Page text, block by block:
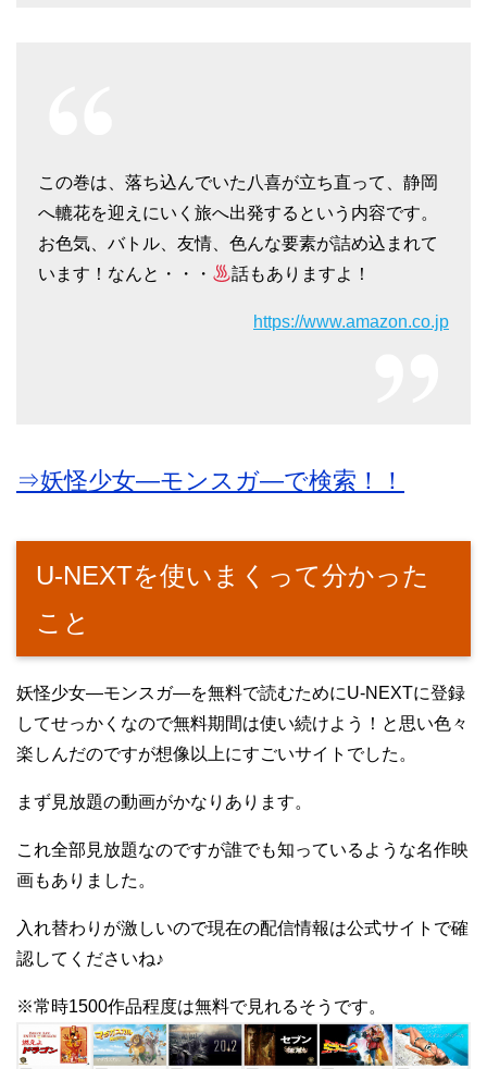
この巻は、落ち込んでいた八喜が立ち直って、静岡
へ轆花を迎えにいく旅へ出発するという内容です。
お色気、バトル、友情、色んな要素が詰め込まれて
います！なんと・・・
話もありますよ！
https://www.amazon.co.jp
⇒妖怪少女―モンスガ―で検索！！
U-NEXTを使いまくって分かった
こと
妖怪少女―モンスガ―を無料で読むためにU-NEXTに登録
してせっかくなので無料期間は使い続けよう！と思い色々
楽しんだのですが想像以上にすごいサイトでした。
まず見放題の動画がかなりあります。
これ全部見放題なのですが誰でも知っているような名作映
画もありました。
入れ替わりが激しいので現在の配信情報は公式サイトで確
認してくださいね♪
※常時1500作品程度は無料で見れるそうです。